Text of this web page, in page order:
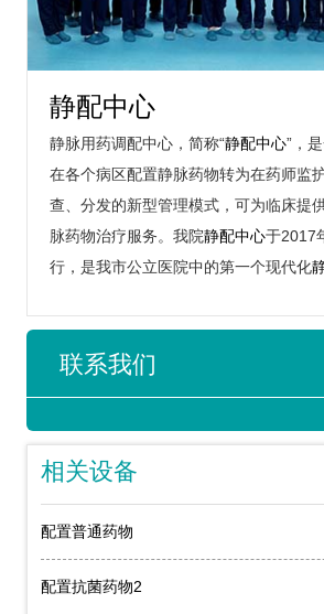
静配中心
静脉用药调配中心，简称“静配中心”，
在各个病区配置静脉药物转为在药师监
查、分发的新型管理模式，可为临床提
脉药物治疗服务。我院静配中心于2017
行，是我市公立医院中的第一个现代化
联系我们
相关设备
配置普通药物
配置抗菌药物2